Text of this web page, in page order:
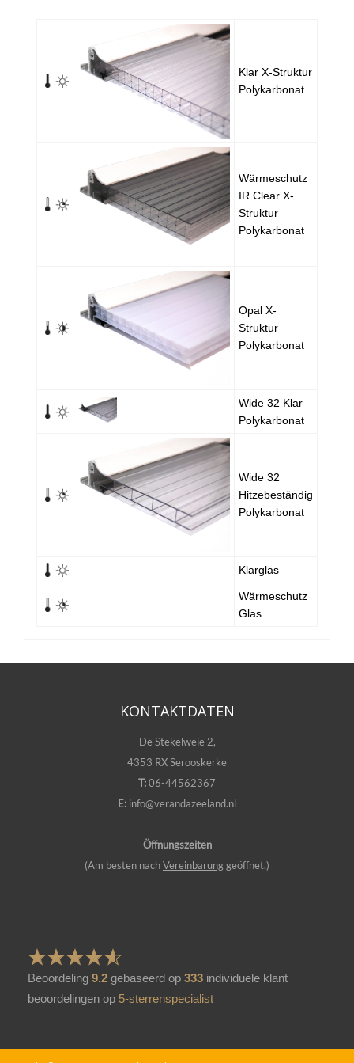
Klar X-Struktur
Polykarbonat
Wärmeschutz
IR Clear X-
Struktur
Polykarbonat
Opal X-
Struktur
Polykarbonat
Wide 32 Klar
Polykarbonat
Wide 32
Hitzebeständig
Polykarbonat
Klarglas
Wärmeschutz
Glas
KONTAKTDATEN
De Stekelweie 2,
4353 RX Serooskerke
T:06-44562367
E: info@verandazeeland.nl
Öffnungszeiten
(Am besten nachVereinbarung geöffnet.)
Beoordeling 9.2 gebaseerd op 333 individuele klant
beoordelingen op 5-sterrenspecialist